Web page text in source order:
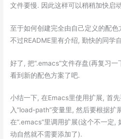
文件要慢. 因此这样可以稍稍加快启
至于如何创建完全由自己定义的配
不过README里有介绍, 勤快的同学
好了, 把”.emacs”文件存盘(再复习
看到新的配色方案了吧.
小结一下, 在Emacs里使用扩展, 首
入”load-path”变量里, 然后要根据扩
在”.emacs”里调用扩展(这个不一定,
动自然就不需要添加了).